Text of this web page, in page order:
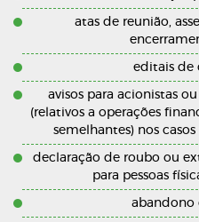
atas de reunião,
editais de
avisos para acionistas
(relativos a operações
semelhantes) nos
declaração de roubo ou
para pessoas
abandono